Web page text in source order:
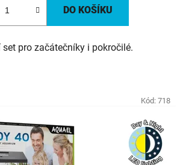
DO KOŠÍKU
pro začátečníky i pokročilé.
Kód: 718